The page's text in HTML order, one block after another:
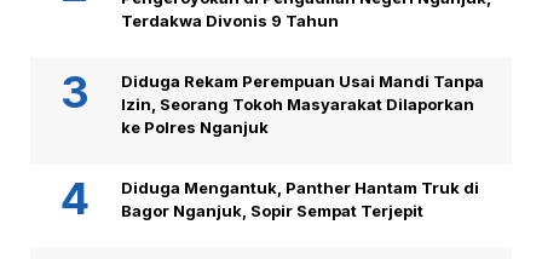
Terdakwa Divonis 9 Tahun
Diduga Rekam Perempuan Usai Mandi Tanpa
Izin, Seorang Tokoh Masyarakat Dilaporkan
ke Polres Nganjuk
Diduga Mengantuk, Panther Hantam Truk di
Bagor Nganjuk, Sopir Sempat Terjepit